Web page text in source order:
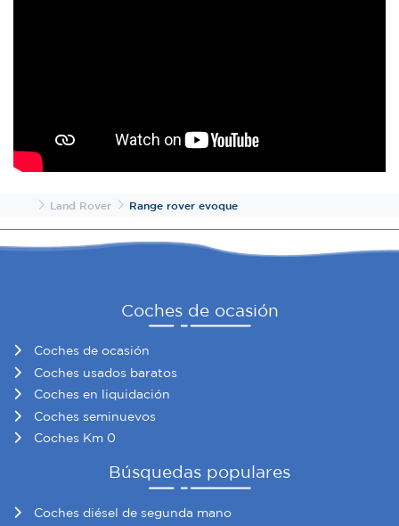
InicioLand Rover Range rover evoque
Coches de ocasión
Coches de ocasión
Coches usados baratos
Coches en liquidación
Coches seminuevos
Coches Km 0
Búsquedas populares
Coches diésel de segunda mano